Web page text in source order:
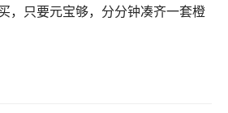
，只要元宝够，分分钟凑齐一套橙